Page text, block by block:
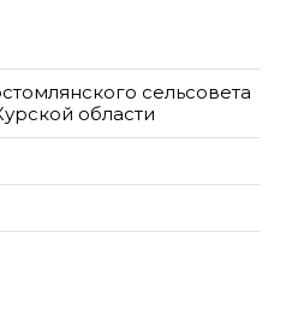
сельсовета
области